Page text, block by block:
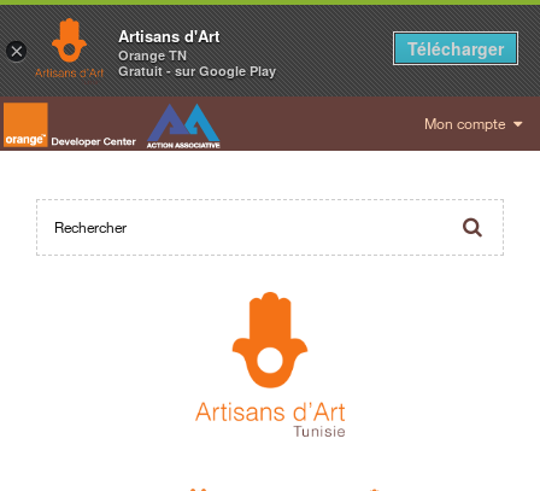
Mon compte
×
Artisans d'Art
Orange TN
Gratuit - sur Google Play
Télécharger